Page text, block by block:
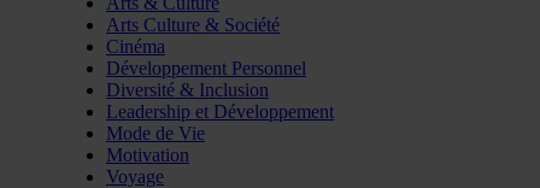
Arts Culture & Société
Cinéma
Développement Personnel
Diversité & Inclusion
Leadership et Développement
Mode de Vie
Motivation
Voyage